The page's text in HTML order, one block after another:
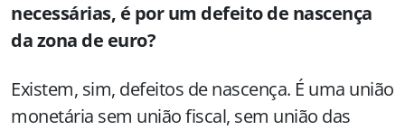
necessárias, é por um defeito de nascença
da zona de euro?
Existem, sim, defeitos de nascença. É uma união
monetária sem união fiscal, sem união das